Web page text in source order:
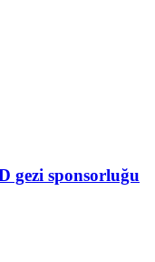
gezi sponsorluğu